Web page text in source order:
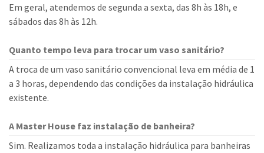
Em geral, atendemos de segunda a sexta, das 8h às 18h, e
sábados das 8h às 12h.
Quanto tempo leva para trocar um vaso sanitário?
A troca de um vaso sanitário convencional leva em média de 1
a 3 horas, dependendo das condições da instalação hidráulica
existente.
A Master House faz instalação de banheira?
Sim. Realizamos toda a instalação hidráulica para banheiras